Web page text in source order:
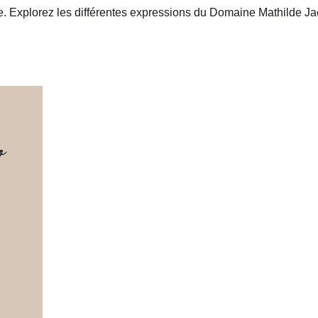
Explorez les différentes expressions du Domaine Mathilde